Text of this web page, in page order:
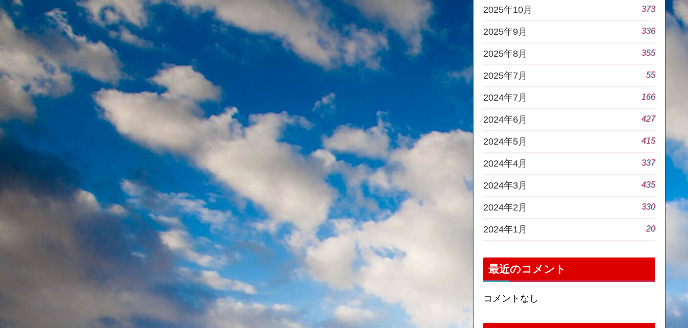
2025年10月 373
2025年9月 336
2025年8月 355
2025年7月 55
2024年7月 166
2024年6月 427
2024年5月 415
2024年4月 337
2024年3月 435
2024年2月 330
2024年1月 20
最近のコメント
コメントなし